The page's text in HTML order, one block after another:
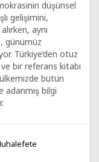
düşünsel
gelişimini,
aynı
günümüz
Türkiye’den otuz
ve bir referans kitabı
bütün
adanmış bilgi